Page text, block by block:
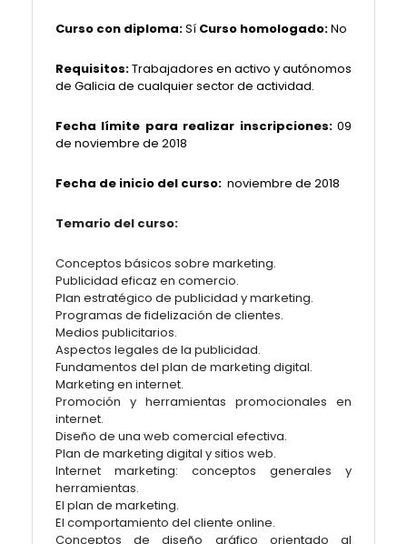
Curso con diploma:Sí Curso homologado:No
Requisitos:Trabajadores en activo y autónomos
de Galicia de cualquier sector de actividad.
Fecha límite para realizar inscripciones: 09
de noviembre de 2018
Fecha de inicio del curso: noviembre de 2018
Temario del curso:
Conceptos básicos sobre marketing.
Publicidad eficaz en comercio.
Plan estratégico de publicidad y marketing.
Programas de fidelización de clientes.
Medios publicitarios.
Aspectos legales de la publicidad.
Fundamentos del plan de marketing digital.
Marketing en internet.
Promoción y herramientas promocionales en
internet.
Diseño de una web comercial efectiva.
Plan de marketing digital y sitios web.
Internet marketing: conceptos generales y
herramientas.
El plan de marketing.
El comportamiento del cliente online.
Conceptos de diseño gráfico orientado al